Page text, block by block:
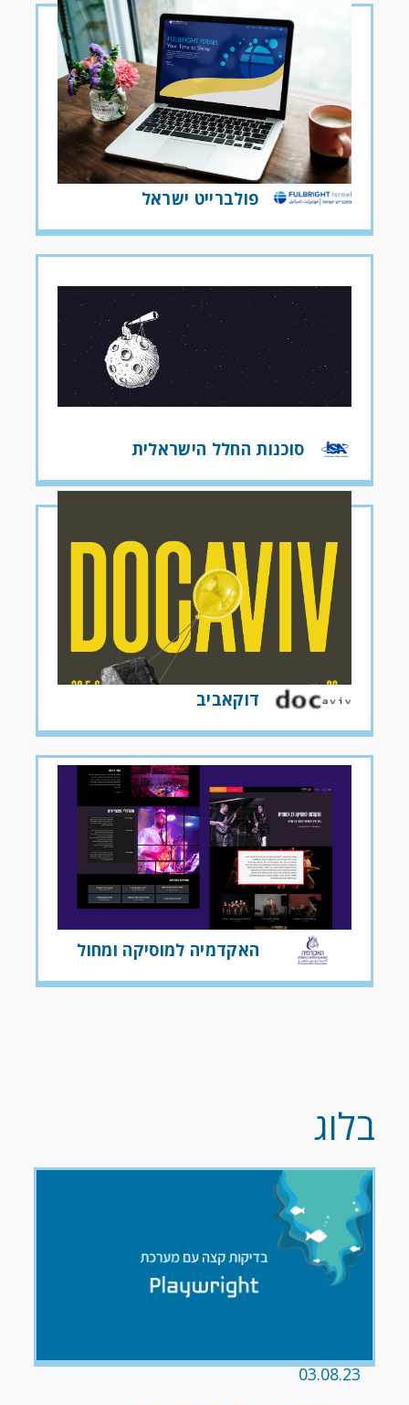
פולברייט ישראל
סוכנות החלל הישראלית
דוקאביב
האקדמיה למוסיקה ומחול
בלוג
03.08.23